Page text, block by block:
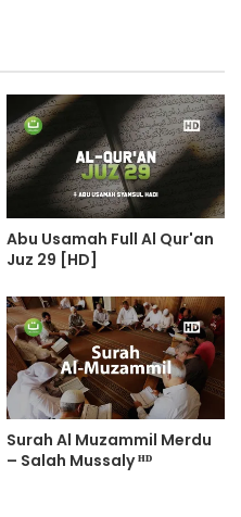
Abu Usamah Full Al Qur'an
Juz 29 [HD]
Surah Al Muzammil Merdu
– Salah Mussaly ᴴᴰ